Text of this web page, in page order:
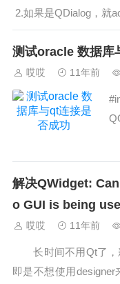
2.如果是QDialog，就
测试oracle 数据库
哎哎 11年前
解决QWidget:
o GUI is being
哎哎 11年前
长时间不用Qt了，
即是不想使用designer